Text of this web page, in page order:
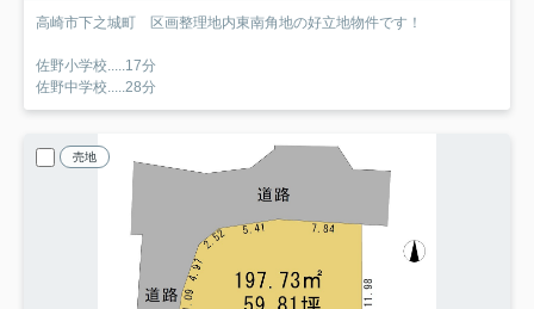
高崎市下之城町 区画整理地内東南角地の好立地物件です！
佐野小学校.....17分
佐野中学校.....28分
売地